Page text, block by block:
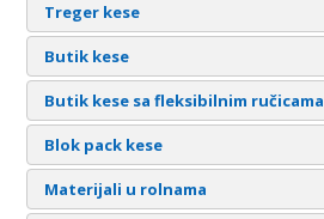
Treger kese
Butik kese
Butik kese sa fleksibilnim ručicama
Blok pack kese
Materijali u rolnama